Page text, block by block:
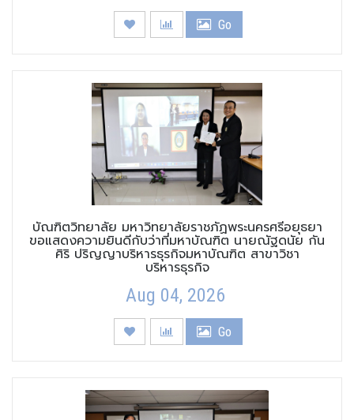
Go
บัณฑิตวิทยาลัย มหาวิทยาลัยราชภัฏพระนครศรีอยุธยา
ขอแสดงความยินดีกับว่าที่มหาบัณฑิต นายณัฐดนัย กัน
ศิริ ปริญญาบริหารธุรกิจมหาบัณฑิต สาขาวิชา
บริหารธุรกิจ
Aug 04, 2026
Go